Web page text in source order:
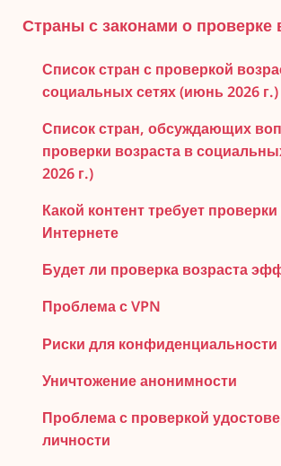
Страны с законами о проверке
Список стран с проверкой
социальных сетях (июнь 2026 г.)
Список стран, обсуждающих
проверки возраста в
2026 г.)
Какой контент требует
Интернете
Будет ли проверка возраста
Проблема с VPN
Риски для конфиденциальности
Уничтожение анонимности
Проблема с проверкой
личности